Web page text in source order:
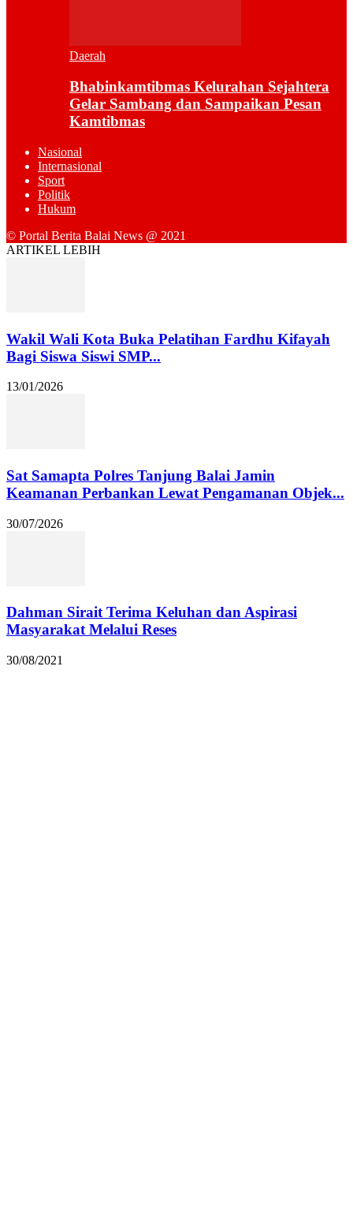
Daerah
Bhabinkamtibmas Kelurahan Sejahtera
Gelar Sambang dan Sampaikan Pesan
Kamtibmas
Nasional
Internasional
Sport
Politik
Hukum
© Portal Berita Balai News @ 2021
ARTIKEL LEBIH
Wakil Wali Kota Buka Pelatihan Fardhu Kifayah
Bagi Siswa Siswi SMP...
13/01/2026
Sat Samapta Polres Tanjung Balai Jamin
Keamanan Perbankan Lewat Pengamanan Objek...
30/07/2026
Dahman Sirait Terima Keluhan dan Aspirasi
Masyarakat Melalui Reses
30/08/2021